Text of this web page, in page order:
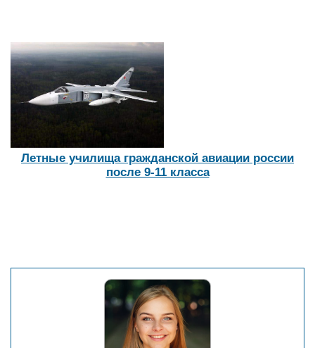
Летные училища гражданской авиации россии
после 9-11 класса